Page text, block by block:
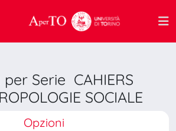
Serie CAHIERS
SOCIALE
Opzioni